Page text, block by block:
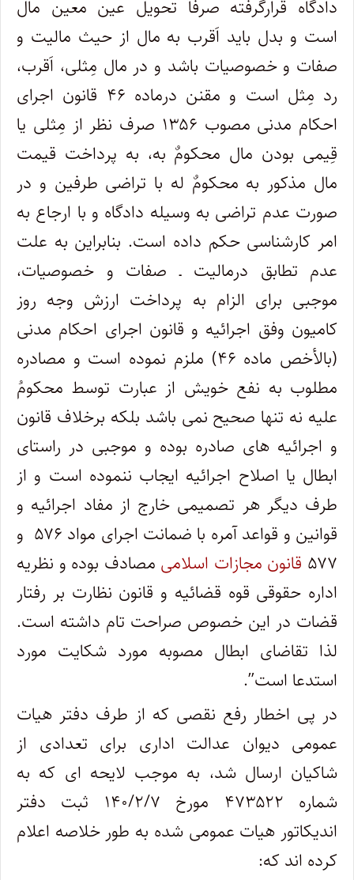
دادگاه قرارگرفته صرفاً تحویل عین معین مال
است و بدل باید اَقرب به مال از حیث مالیت و
صفات و خصوصیات باشد و در مال مِثلی، اَقرب،
رد مِثل است و مقنن درماده ۴۶ قانون اجرای
احکام مدنی مصوب ۱۳۵۶ صرف نظر از مِثلی یا
قِیمی بودن مال محکومٌ به، به پرداخت قیمت
مال مذکور به محکومٌ له با تراضی طرفین و در
صورت عدم تراضی به وسیله دادگاه و با ارجاع به
امر کارشناسی حکم داده است. بنابراین به علت
عدم تطابق درمالیت ـ صفات و خصوصیات،
موجبی برای الزام به پرداخت ارزش وجه روز
کامیون وفق اجرائیه و قانون اجرای احکام مدنی
(بالأخص ماده ۴۶) ملزم نموده است و مصادره
مطلوب به نفع خویش از عبارت توسط محکومُ
علیه نه تنها صحیح نمی باشد بلکه برخلاف قانون
و اجرائیه های صادره بوده و موجبی در راستای
ابطال یا اصلاح اجرائیه ایجاب ننموده است و از
طرف دیگر هر تصمیمی خارج از مفاد اجرائیه و
قوانین و قواعد آمره با ضمانت اجرای مواد ۵۷۶ و
۵۷۷ قانون مجازات اسلامی مصادف بوده و نظریه
اداره حقوقی قوه قضائیه و قانون نظارت بر رفتار
قضات در این خصوص صراحت تام داشته است.
لذا تقاضای ابطال مصوبه مورد شکایت مورد
استدعا است.”
در پی اخطار رفع نقصی که از طرف دفتر هیات
عمومی دیوان عدالت اداری برای تعدادی از
شاکیان ارسال شد، به موجب لایحه ای که به
شماره ۴۷۳۵۲۲ مورخ ۱۴۰/۲/۷ ثبت دفتر
اندیکاتور هیات عمومی شده به طور خلاصه اعلام
کرده اند که: